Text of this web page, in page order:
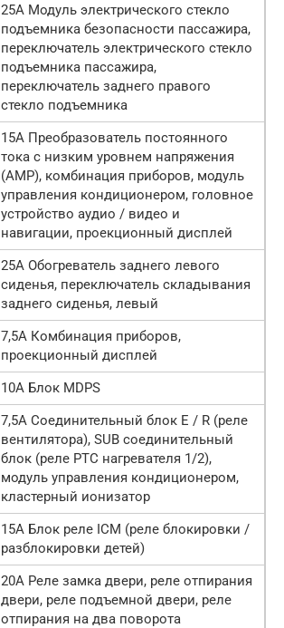
25А Модуль электрического стекло
подъемника безопасности пассажира,
переключатель электрического стекло
подъемника пассажира,
переключатель заднего правого
стекло подъемника
15А Преобразователь постоянного
тока с низким уровнем напряжения
(AMP), комбинация приборов, модуль
управления кондиционером, головное
устройство аудио / видео и
навигации, проекционный дисплей
25А Обогреватель заднего левого
сиденья, переключатель складывания
заднего сиденья, левый
7,5А Комбинация приборов,
проекционный дисплей
10А Блок MDPS
7,5А Соединительный блок E / R (реле
вентилятора), SUB соединительный
блок (реле PTC нагревателя 1/2),
модуль управления кондиционером,
кластерный ионизатор
15А Блок реле ICM (реле блокировки /
разблокировки детей)
20А Реле замка двери, реле отпирания
двери, реле подъемной двери, реле
отпирания на два поворота